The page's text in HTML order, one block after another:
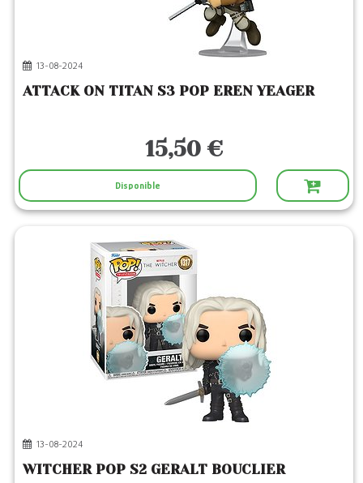
13-08-2024
ATTACK ON TITAN S3 POP EREN YEAGER
15,50 €
Disponible
13-08-2024
WITCHER POP S2 GERALT BOUCLIER